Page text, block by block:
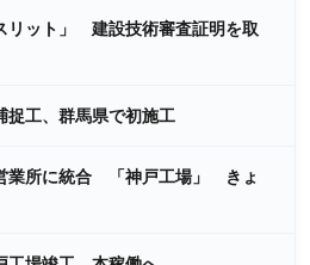
リット」 建設技術審査証明を取
捉工、群馬県で初施工
業所に統合 「神戸工場」 きょ